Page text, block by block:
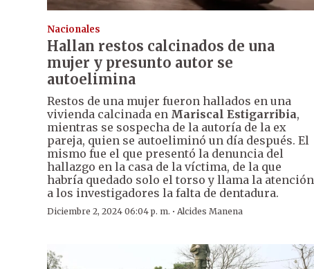
Nacionales
Hallan restos calcinados de una
mujer y presunto autor se
autoelimina
Restos de una mujer fueron hallados en una
vivienda calcinada en Mariscal Estigarribia,
mientras se sospecha de la autoría de la ex
pareja, quien se autoeliminó un día después. El
mismo fue el que presentó la denuncia del
hallazgo en la casa de la víctima, de la que
habría quedado solo el torso y llama la atención
a los investigadores la falta de dentadura.
Diciembre 2, 2024 06:04 p. m. · Alcides Manena